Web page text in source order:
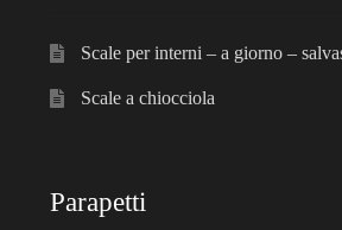
Scale per interni – a giorno –
Scale a chiocciola
Parapetti